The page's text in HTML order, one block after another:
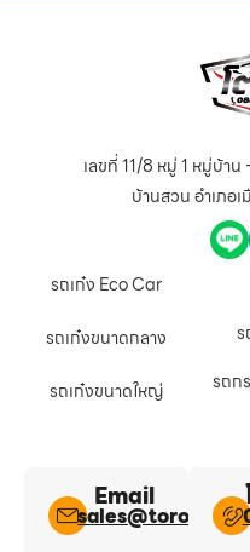
เลขที่ 11/8 หมู่ 1 หมู่บ้า
บ้านสวน อำเภอ
รถเก๋ง Eco Car
รถเก๋งขนาดกลาง
รถเก๋งขนาดใหญ่
รถก
Email